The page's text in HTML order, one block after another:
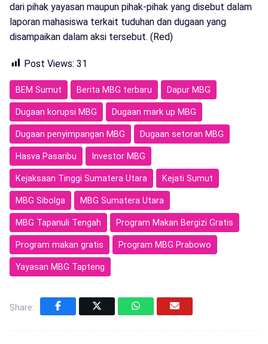
dari pihak yayasan maupun pihak-pihak yang disebut dalam
laporan mahasiswa terkait tuduhan dan dugaan yang
disampaikan dalam aksi tersebut. (Red)
Post Views: 31
BEM Sumut Berita MBG terbaru Dapur MBG
Dugaan korupsi MBG Dugaan mark up MBG
Dugaan penyimpangan MBG Dugaan setoran MBG
Hasva Pasaribu Investor MBG
Kejaksaan Tinggi Sumatera Utara Kejati Sumut
MBG Sibolga MBG Sumatera Utara
MBG Tapanuli Tengah Program Makan Bergizi Gratis
Program makan gratis Program MBG Prabowo
Yayasan MBG Tapteng
Share: